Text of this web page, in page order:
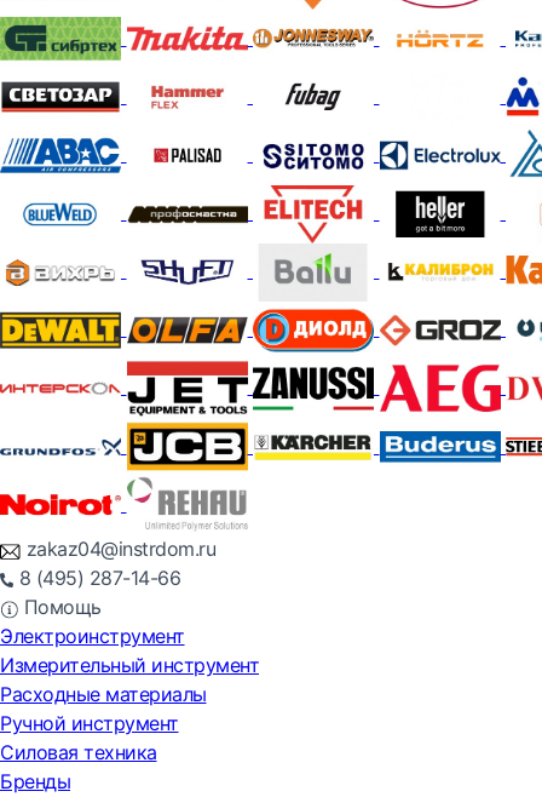
zakaz04@instrdom.ru
8 (495) 287-14-66
Помощь
Электроинструмент
Измерительный инструмент
Расходные материалы
Ручной инструмент
Силовая техника
Бренды